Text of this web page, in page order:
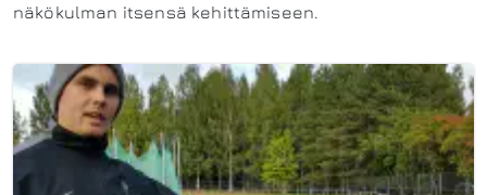
näkökulman itsensä kehittämiseen.